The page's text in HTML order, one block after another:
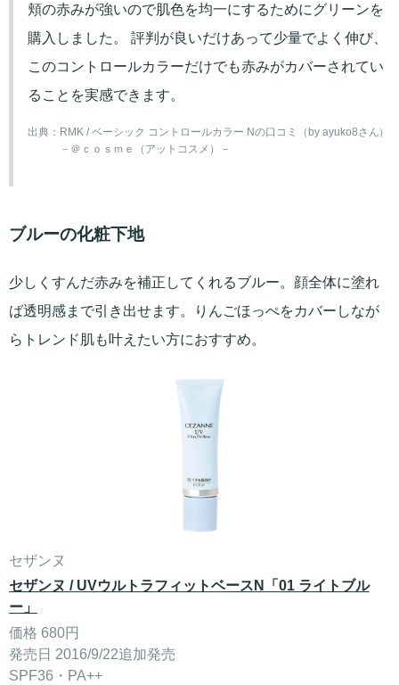
頬の赤みが強いので肌色を均一にするためにグリーンを
購入しました。 評判が良いだけあって少量でよく伸び、
このコントロールカラーだけでも赤みがカバーされてい
ることを実感できます。
出典： RMK / ベーシック コントロールカラー Nの口コミ（by ayuko8さん）
－＠ｃｏｓｍｅ（アットコスメ）－
ブルーの化粧下地
少しくすんだ赤みを補正してくれるブルー。顔全体に塗れ
ば透明感まで引き出せます。りんごほっぺをカバーしなが
らトレンド肌も叶えたい方におすすめ。
セザンヌ
セザンヌ / UVウルトラフィットベースN「01 ライトブル
ー」
価格 680円
発売日 2016/9/22追加発売
SPF36・PA++